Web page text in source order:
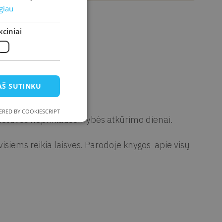
laisvės“
literatūros centras
nepriklausomybės atkūrimo dienai.
reikia laisvės. Parodoje knygos apie visų
SUTINKU
BY COOKIESCRIPT